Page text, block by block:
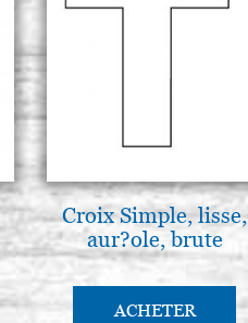
Croix Simple, lisse,
aur?ole, brute
ACHETER